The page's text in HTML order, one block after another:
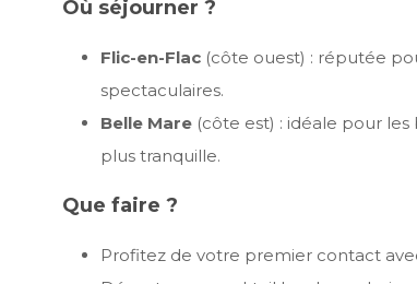
Où séjourner ?
Flic-en-Flac (côte ouest) : réputée
spectaculaires.
Belle Mare (côte est) : idéale pour
plus tranquille.
Que faire ?
Profitez de votre premier contact